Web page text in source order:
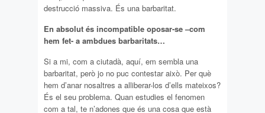
destrucció massiva. És una barbaritat.
En absolut és incompatible oposar-se –com
hem fet- a ambdues barbaritats…
Si a mi, com a ciutadà, aquí, em sembla una
barbaritat, però jo no puc contestar això. Per què
hem d’anar nosaltres a alliberar-los d’ells mateixos?
És el seu problema. Quan estudies el fenomen
com a tal, te n’adones que és una cosa que està